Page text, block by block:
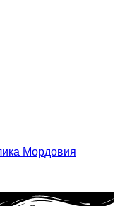
Мордовия